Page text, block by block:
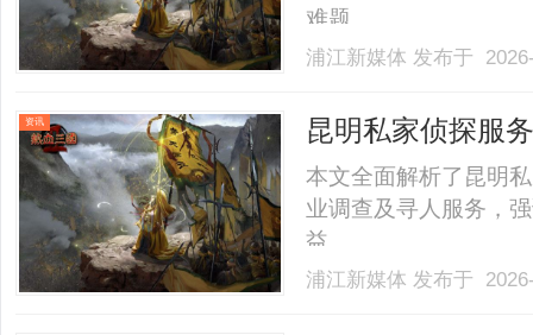
难题。......
浦江新媒体 发布于
资讯 昆明私家侦探服
本文全面解析了昆明
业调查及寻人服务，
益。......
浦江新媒体 发布于